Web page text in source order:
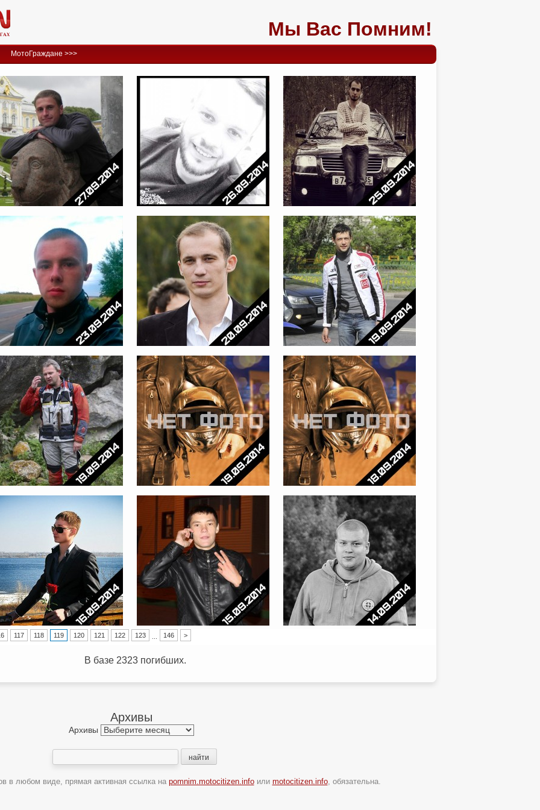
Мы Вас Помним!
МотоГраждане >>>
117 118 119 120 121 122 123 146 >
В базе 2323 погибших.
Архивы
Архивы
в любом виде, прямая активная ссылка на pomnim.motocitizen.infoили motocitizen.info, обязательна.